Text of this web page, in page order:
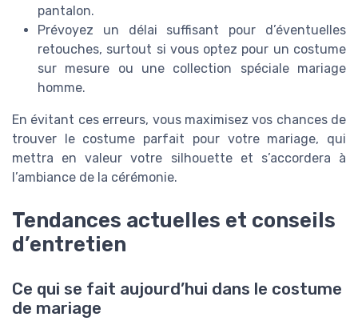
pantalon.
Prévoyez un délai suffisant pour d’éventuelles
retouches, surtout si vous optez pour un costume
sur mesure ou une collection spéciale mariage
homme.
En évitant ces erreurs, vous maximisez vos chances de
trouver le costume parfait pour votre mariage, qui
mettra en valeur votre silhouette et s’accordera à
l’ambiance de la cérémonie.
Tendances actuelles et conseils
d’entretien
Ce qui se fait aujourd’hui dans le costume
de mariage